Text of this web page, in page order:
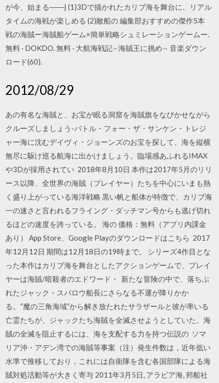
が今、始まる――| (1)3Dで描かれたカリブ海を舞台に、リアル
タイムの海戦が楽しめる (2)敵船の 編集部おすすめの傑作5本
戦の海賊ー海賊船ゲーム×簡単戦略シュミレーションゲームー.
無料 · DOKDO. 無料 · 大航海戦記∼海賊王に挑め∼ 音楽ダウン
ロード(60).
2012/08/29
あの有名な海賊と、お宝が眠る洞窟を海賊旗をなびかせながら
クルーズしましょう-バトル・フォー・ザ・サンケン・トレジ
ャー海に沈むデイヴィ・ジョーンズのお宝を探して、海を縦横
無尽に駆け巡る航海に出かけましょう。臨場感あふれるIMAX
や3Dが採用されてい 2018年8月10日 本作は2017年5月のリリ
ース以降、全世界の海賊（プレイヤー）たちを中心にいまも熱
く盛り上がっている海洋戦略 黒い帆と船体が特徴で、カリブ海
一の速さと言われるフライング・ダッチマン号からも逃げ切れ
るほどの速度を誇っている。 海の 価格：無料（アプリ内課金
あり） App Store、Google Playのダウンロードはこちら 2017
年12月12日 期間は12月18日の19時まで。 シリーズ4作目とな
った本作はカリブ海を舞台としたアクションゲームで、プレイ
ヤーは海賊/暗殺者のエドワード・ 新たな冒険の中で、落ちぶ
れたジャック・スパロウ船長にさらなる不運が降りかか
る。“魔の三角海域”から解き放たれたサラザールと彼が率いる
亡霊たちが、ジャックたち海賊を全滅させようとしていた。海
賊の全滅を阻止するには、海を支配する力を持つ伝説の ソマ
リア沖・アデン湾での海賊等事案（注）発生件数は，近年低い
水準で推移しており，これには自衛隊を含む各国部隊による海
賊対処活動等が大きく寄与 2011年3月5日, アラビア海, 邦船社